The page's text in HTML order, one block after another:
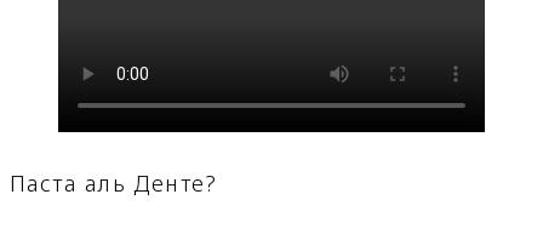
Паста аль Денте?